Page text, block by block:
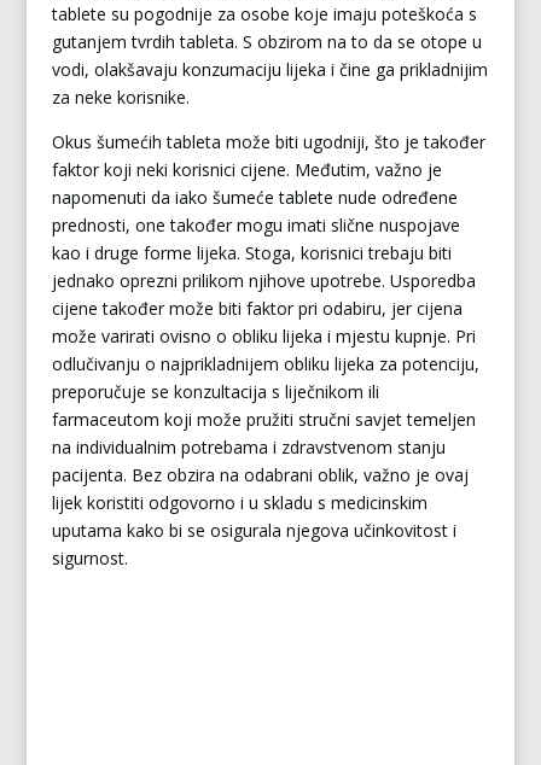
tablete su pogodnije za osobe koje imaju poteškoća s
gutanjem tvrdih tableta. S obzirom na to da se otope u
vodi, olakšavaju konzumaciju lijeka i čine ga prikladnijim
za neke korisnike.
Okus šumećih tableta može biti ugodniji, što je također
faktor koji neki korisnici cijene. Međutim, važno je
napomenuti da iako šumeće tablete nude određene
prednosti, one također mogu imati slične nuspojave
kao i druge forme lijeka. Stoga, korisnici trebaju biti
jednako oprezni prilikom njihove upotrebe. Usporedba
cijene također može biti faktor pri odabiru, jer cijena
može varirati ovisno o obliku lijeka i mjestu kupnje. Pri
odlučivanju o najprikladnijem obliku lijeka za potenciju,
preporučuje se konzultacija s liječnikom ili
farmaceutom koji može pružiti stručni savjet temeljen
na individualnim potrebama i zdravstvenom stanju
pacijenta. Bez obzira na odabrani oblik, važno je ovaj
lijek koristiti odgovorno i u skladu s medicinskim
uputama kako bi se osigurala njegova učinkovitost i
sigurnost.